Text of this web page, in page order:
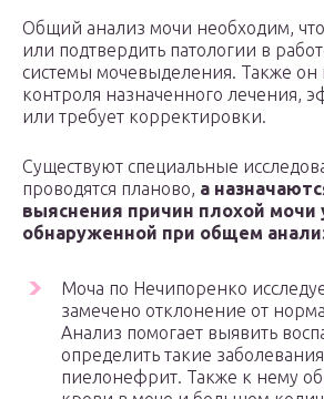
Общий анализ мочи необходим,
или подтвердить патологии в
системы мочевыделения. Также он
контроля назначенного лечения,
или требует корректировки.
Существуют специальные
проводятся планово, а
выяснения причин плохой мочи
обнаруженной при общем
Моча по Нечипоренко
замечено отклонение от
Анализ помогает выявить
определить такие
пиелонефрит. Также к нему